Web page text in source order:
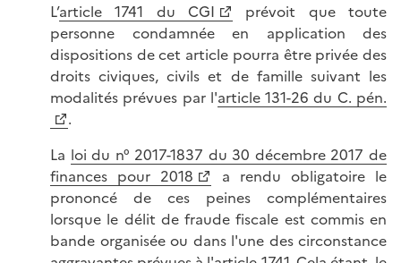
L’article 1741 du CGI
prévoit que toute
personne condamnée en application des
dispositions de cet article pourra être privée des
droits civiques, civils et de famille suivant les
modalités prévues par l'article 131-26 du C. pén.
.
La loi du n° 2017-1837 du 30 décembre 2017 de
finances pour 2018
a rendu obligatoire le
prononcé de ces peines complémentaires
lorsque le délit de fraude fiscale est commis en
bande organisée ou dans l'une des circonstance